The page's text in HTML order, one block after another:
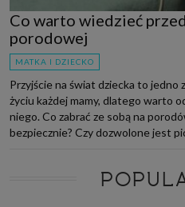
Co warto wiedzieć
porodowej
MATKA I DZIECKO
Przyjście na świat dziecka to jedno
życiu każdej mamy, dlatego warto
niego. Co zabrać ze sobą na
bezpiecznie? Czy dozwolone jest